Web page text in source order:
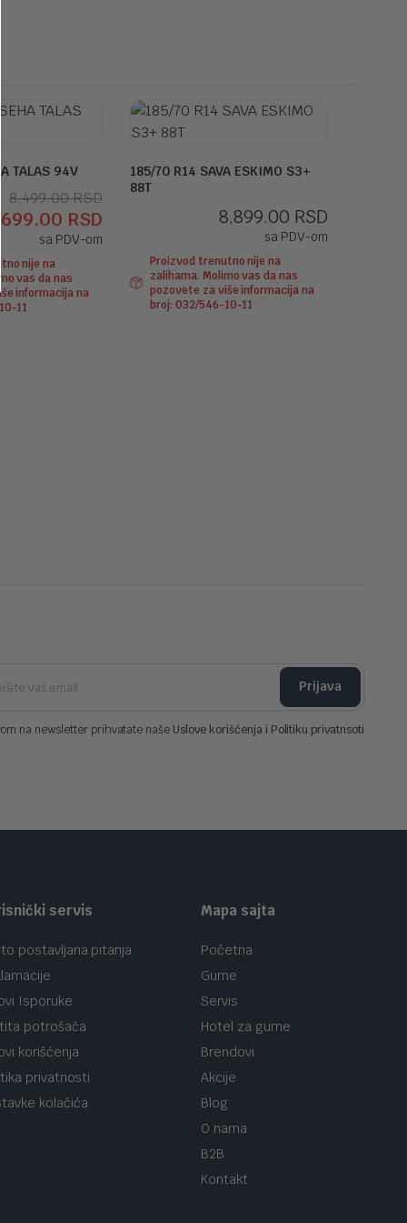
TALAS 94V
8,499.00RSDOriginalna
cena
je
8,499.00 RSD.
RSD
Trenutna
cena
je:
7,699.00 RSD.
sa PDV-om
nije na
vas da nas
informacija na
11
185/70 R14 SAVA ESKIMO S3+
88T
8,899.00 RSD
sa PDV-om
Proizvod trenutno nije na
zalihama. Molimo vas da nas
pozovete za više informacija na
broj: 032/546-10-11
Prijava
na newsletter prihvatate naše Uslove korišćenja i Politiku privatnsoti
servis
postavljana pitanja
Isporuke
potrošača
korišćenja
privatnosti
kolačića
Mapa sajta
Početna
Gume
Servis
Hotel za gume
Brendovi
Akcije
Blog
O nama
B2B
Kontakt